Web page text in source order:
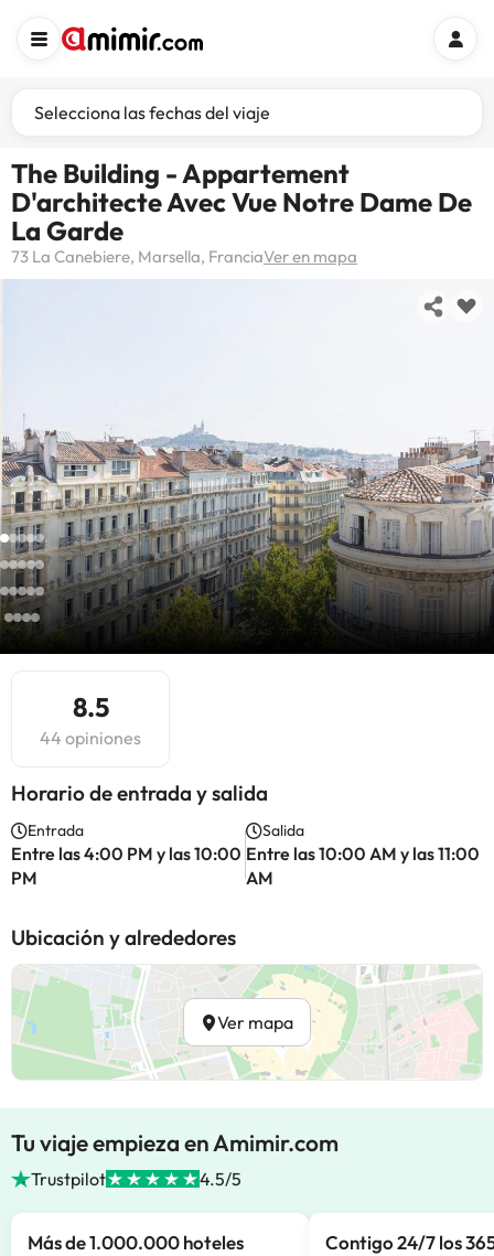
Selecciona las fechas del viaje
The Building - Appartement
D'architecte Avec Vue Notre Dame De
La Garde
73 La Canebiere, Marsella, FranciaVer en mapa
8.5
44 opiniones
Horario de entrada y salida
Entrada
Entre las 4:00 PM y las 10:00
PM
Salida
Entre las 10:00 AM y las 11:00
AM
Ubicación y alrededores
Ver mapa
Tu viaje empieza en Amimir.com
Trustpilot 4.5/5
Más de 1.000.000 hoteles
Contigo 24/7 los